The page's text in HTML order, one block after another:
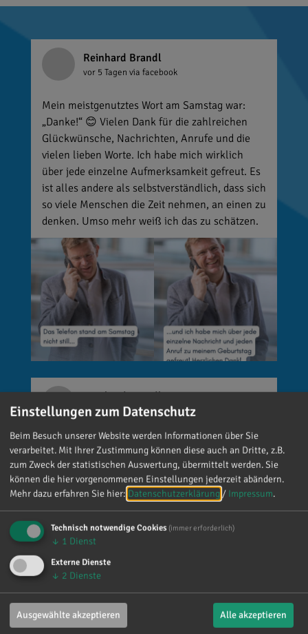
Reinhard Brandl
vor 5 Tagen via facebook
Mein meistgenutztes Wort am Samstag war:
„Danke!“ 😊 Vielen Dank für die zahlreichen
Glückwünsche, Nachrichten, Anrufe und die
vielen lieben Worte. Ich habe mich wirklich
über jede einzelne Aufmerksamkeit gefreut. Es
ist alles andere als selbstverständlich, dass sich
so viele Menschen die Zeit nehmen, an einen zu
denken. Umso mehr weiß ich das zu schätzen.
Reinhard Brandl
vor 6 Tagenvia facebook
🚨 Neues EU-Gesetz seit dem 2. August! Ab
sofort gelten neue Vorschriften für die
Kennzeichnung bestimmter KI-Inhalte. ⚠️
Wichtig zu wissen: Wer
kennzeichnungspflichtige KI-Inhalte
veröffentlicht und diese nicht entsprechend
kennzeichnet, riskiert Bußgelder von bis zu 15
Millionen Euro. 📌 Was muss gekennzeichnet
werden? Unter anderem KI-generierte oder KI-
manipulierte Inhalte, die echte Personen, Orte
oder Ereignisse täuschend echt darstellen (z. B.
Deepfakes). 👥 Wer ist betroffen? Unternehmen,
Einstellungen zum Datenschutz
Beim Besuch unserer Website werden Informationen über Sie
verarbeitet. Mit Ihrer Zustimmung können diese auch an Dritte, z.B.
zum Zweck der statistischen Auswertung, übermittelt werden. Sie
können die hier vorgenommenen Einstellungen jederzeit abändern.
Mehr dazu erfahren Sie hier: Datenschutzerklärung / Impressum.
Technisch notwendige Cookies (immer erforderlich)
↓ 1 Dienst
Externe Dienste
↓ 2 Dienste
Ausgewählte akzeptieren Alle akzeptieren